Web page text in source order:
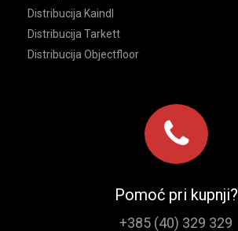
Distribucija Kaindl
Distribucija Tarkett
Distribucija Objectfloor
Pomoć pri kupnji?
+385 (40) 329 329